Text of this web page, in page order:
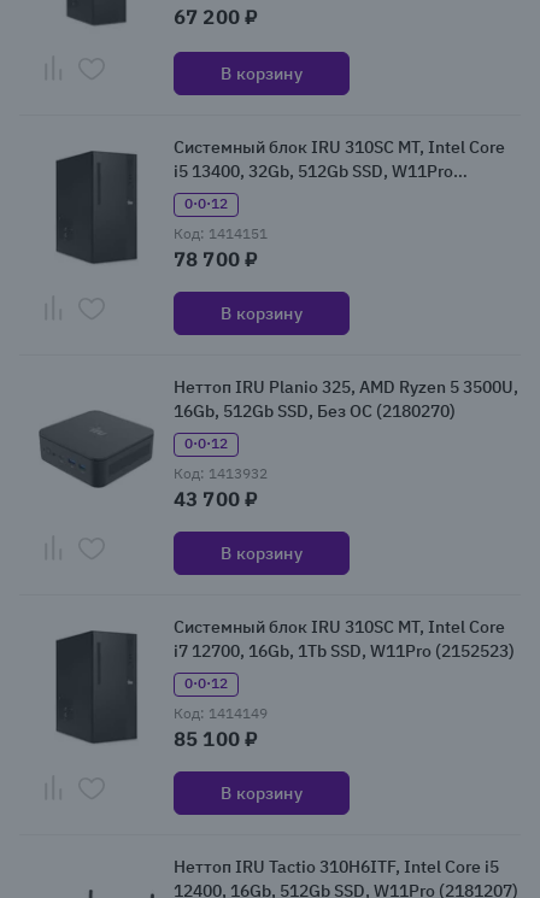
67 200 ₽
В корзину
Системный блок IRU 310SC MT, Intel Core
i5 13400, 32Gb, 512Gb SSD, W11Pro
(2140111)
0·0·12
Код: 1414151
78 700 ₽
В корзину
Неттоп IRU Planio 325, AMD Ryzen 5 3500U,
16Gb, 512Gb SSD, Без ОС (2180270)
0·0·12
Код: 1413932
43 700 ₽
В корзину
Системный блок IRU 310SC MT, Intel Core
i7 12700, 16Gb, 1Tb SSD, W11Pro (2152523)
0·0·12
Код: 1414149
85 100 ₽
В корзину
Неттоп IRU Tactio 310H6ITF, Intel Core i5
12400, 16Gb, 512Gb SSD, W11Pro (2181207)